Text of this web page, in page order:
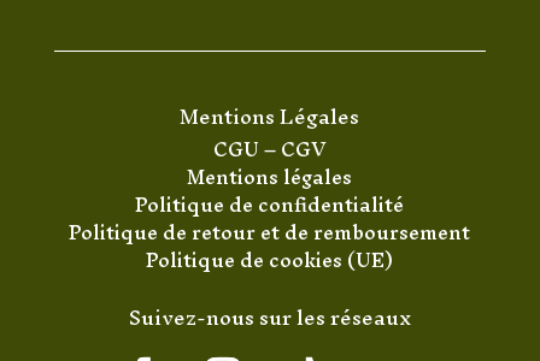
Mentions Légales
CGU–CGV
Mentions légales
Politique de confidentialité
Politique de retour et de remboursement
Politique de cookies (UE)
Suivez-nous sur les réseaux